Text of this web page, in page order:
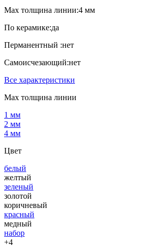
Мах толщина линии:4 мм
По керамике:да
Перманентный :нет
Самоисчезающий:нет
Все характеристики
Мах толщина линии
1 мм
2 мм
4 мм
Цвет
белый
желтый
зеленый
золотой
коричневый
красный
медный
набор
+4